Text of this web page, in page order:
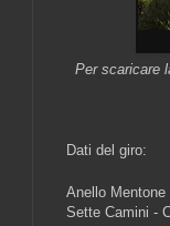
Per scaricare
Dati del giro:
Anello Mentone
Sette Camini -